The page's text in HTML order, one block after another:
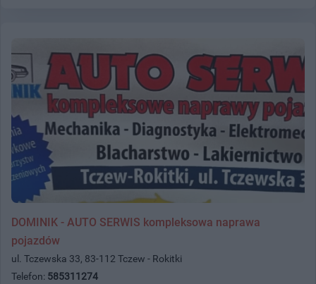
DOMINIK - AUTO SERWIS kompleksowa naprawa
pojazdów
ul. Tczewska 33, 83-112 Tczew - Rokitki
Telefon: 585311274